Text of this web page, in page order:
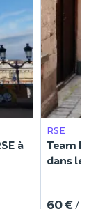
à
RSE
Team
dans le
60 € /